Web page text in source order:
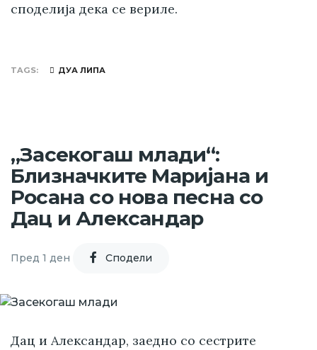
споделија дека се вериле.
TAGS ДУА ЛИПА
„Засекогаш млади“:
Близначките Маријана и
Росана со нова песна со
Дац и Александар
Пред 1 ден Cподели
Дац и Александар, заедно со сестрите